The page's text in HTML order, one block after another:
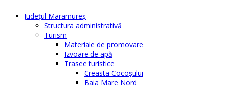
Judeţul Maramureş
Structura administrativă
Turism
Materiale de promovare
Izvoare de apă
Trasee turistice
Creasta Cocoșului
Baia Mare Nord